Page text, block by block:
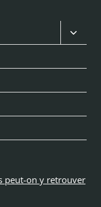
le
menu
peut-on y retrouver